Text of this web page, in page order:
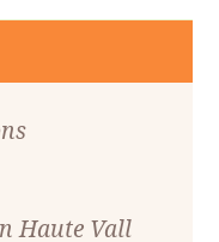
Haute Vall